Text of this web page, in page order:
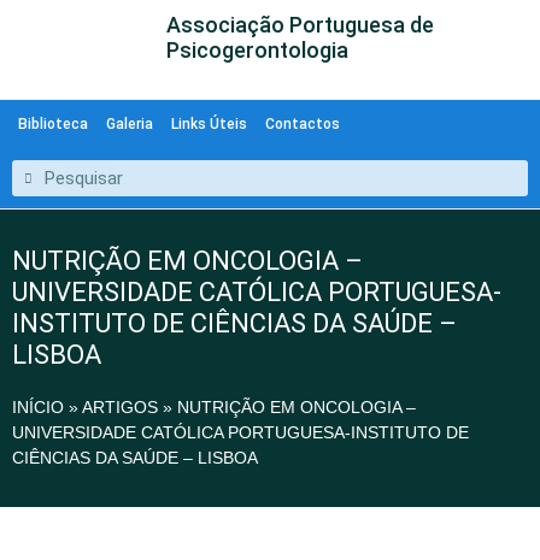
Associação Portuguesa de
Psicogerontologia
Biblioteca Galeria Links Úteis Contactos
NUTRIÇÃO EM ONCOLOGIA –
UNIVERSIDADE CATÓLICA PORTUGUESA-
INSTITUTO DE CIÊNCIAS DA SAÚDE –
LISBOA
INÍCIO »ARTIGOS » NUTRIÇÃO EM ONCOLOGIA –
UNIVERSIDADE CATÓLICA PORTUGUESA-INSTITUTO DE
CIÊNCIAS DA SAÚDE – LISBOA